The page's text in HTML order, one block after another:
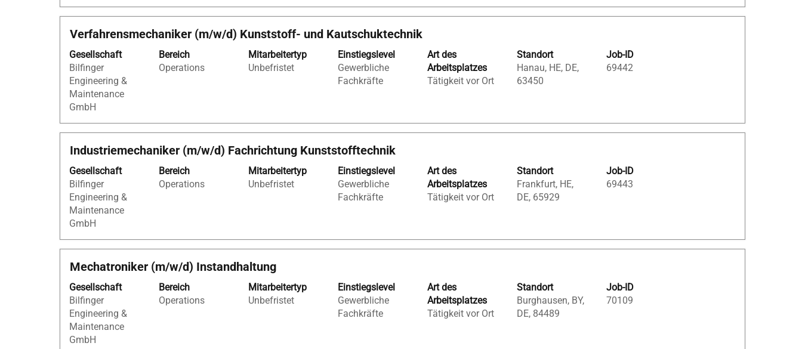
vollständig
anzuzeigen.
Stellenbezeichnung
Verfahrensmechaniker (m/w/d) Kunststoff- und Kautschuktechnik
Gesellschaft
Bilfinger
Engineering &
Maintenance
GmbH
Bereich
Operations
Mitarbeitertyp
Unbefristet
Einstiegslevel
Gewerbliche
Fachkräfte
Art des
Arbeitsplatzes
Tätigkeit vor Ort
Standort
Hanau, HE, DE,
63450
Job-ID
69442
Drücken
die
Leertaste,
um
die
Stelleninformationen
vollständig
anzuzeigen.
Stellenbezeichnung
Industriemechaniker (m/w/d) Fachrichtung Kunststofftechnik
Gesellschaft
Bilfinger
Engineering &
Maintenance
GmbH
Bereich
Operations
Mitarbeitertyp
Unbefristet
Einstiegslevel
Gewerbliche
Fachkräfte
Art des
Arbeitsplatzes
Tätigkeit vor Ort
Standort
Frankfurt, HE,
DE, 65929
Job-ID
69443
Drücken
die
Leertaste,
um
die
Stelleninformationen
vollständig
anzuzeigen.
Stellenbezeichnung
Mechatroniker (m/w/d) Instandhaltung
Gesellschaft
Bilfinger
Engineering &
Maintenance
GmbH
Bereich
Operations
Mitarbeitertyp
Unbefristet
Einstiegslevel
Gewerbliche
Fachkräfte
Art des
Arbeitsplatzes
Tätigkeit vor Ort
Standort
Burghausen, BY,
DE, 84489
Job-ID
70109
Drücken
die
Leertaste,
um
die
Stelleninformationen